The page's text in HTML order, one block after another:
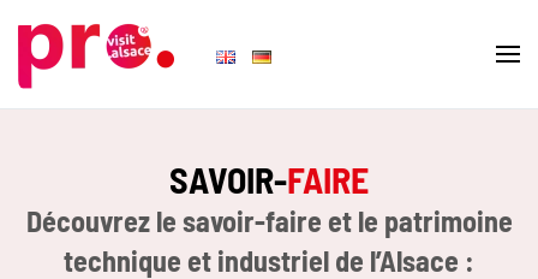
Skip to main content
SAVOIR-FAIRE
Découvrez le savoir-faire et le patrimoine
technique et industriel de l’Alsace :